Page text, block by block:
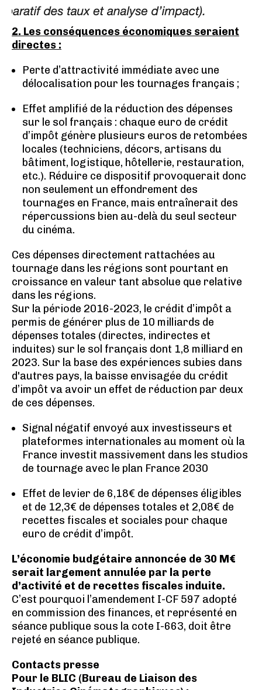
2. Les conséquences économiques seraient
directes :
Perte d’attractivité immédiate avec une
délocalisation pour les tournages français ;
Effet amplifié de la réduction des dépenses
sur le sol français : chaque euro de crédit
d’impôt génère plusieurs euros de retombées
locales (techniciens, décors, artisans du
bâtiment, logistique, hôtellerie, restauration,
etc.). Réduire ce dispositif provoquerait donc
non seulement un effondrement des
tournages en France, mais entraînerait des
répercussions bien au-delà du seul secteur
du cinéma.
Ces dépenses directement rattachées au
tournage dans les régions sont pourtant en
croissance en valeur tant absolue que relative
dans les régions.
Sur la période 2016-2023, le crédit d’impôt a
permis de générer plus de 10 milliards de
dépenses totales (directes, indirectes et
induites) sur le sol français dont 1,8 milliard en
2023. Sur la base des expériences subies dans
d'autres pays, la baisse envisagée du crédit
d’impôt va avoir un effet de réduction par deux
de ces dépenses.
Signal négatif envoyé aux investisseurs et
plateformes internationales au moment où la
France investit massivement dans les studios
de tournage avec le plan France 2030
Effet de levier de 6,18€ de dépenses éligibles
et de 12,3€ de dépenses totales et 2,08€ de
recettes fiscales et sociales pour chaque
euro de crédit d’impôt.
L’économie budgétaire annoncée de 30 M€
serait largement annulée par la perte
d’activité et de recettes fiscales induite.
C’est pourquoi l’amendement I-CF 597 adopté
en commission des finances, et représenté en
séance publique sous la cote I-663, doit être
rejeté en séance publique.
Contacts presse
Pour le BLIC (Bureau de Liaison des